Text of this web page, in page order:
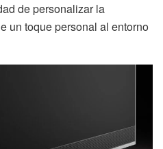
de personalizar la
un toque personal al entorno